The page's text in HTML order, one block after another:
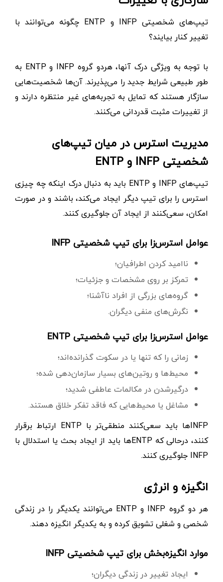
تیپ‌های شخصیتی INFP و ENTP چگونه می‌توانند با
تغییر کنار بیایند؟
با توجه به ویژگی درک آنها‌، هردو گروه INFP و ENTP به
طور طبیعی شرایط جدید را می‌پذیرند. آن‌ها شخصیت‌هایی
سازگار هستند که تمایل به تجربه‌های غیر منتظره دارند و
از تغییرات مثبت قدردانی می‌کنند.
مدیریت استرس در میان تیپ‌های
شخصیتی INFP و ENTP
تیپ‌های INFP و ENTP باید به دنبال درک اینکه چه چیزی
استرس را برای تیپ دیگر ایجاد می‌کند، باشند و در صورت
امکان، سعی‌کنند از ایجاد آن جلوگیری کنند.
عوامل استرس‌زا برای تیپ شخصیتی INFP
ناامید کردن اطرافیان؛
تمرکز بر روی مشخصات و جزئیات؛
گروه‌های بزرگی از افراد ناآشنا؛
نگرش‌های منفی دیگران.
عوامل استرس‌زا برای تیپ شخصیتی ENTP
زمانی را که تنها یا در سکوت گذرانده‌اند؛
محیط‌ها و روتین‌های بسیار سازمان‌دهی ‌شده؛
درگیرشدن در مکالمات عاطفی شدید؛
مشاغل یا محیط‌هایی که فاقد تفکر خلاق هستند.
INFPها باید سعی‌کنند منطقی‌تر با ENTP ارتباط برقرار
کنند، در‌حالی که ENTPها باید از ایجاد بحث یا استدلال با
INFP جلوگیری‌ کنند.
انگیزه و انرژی
هر دو گروه INFP و ENTP می‌توانند یکدیگر را در زندگی
شخصی و شغلی تشویق کرده و به یکدیگر انگیزه دهند.
موارد انگیزه‌بخش برای تیپ شخصیتی INFP
ایجاد تغییر در زندگی دیگران؛